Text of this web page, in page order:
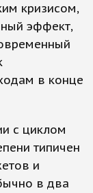
кризисом,
эффект,
в конце
с циклом
типичен
и
в два